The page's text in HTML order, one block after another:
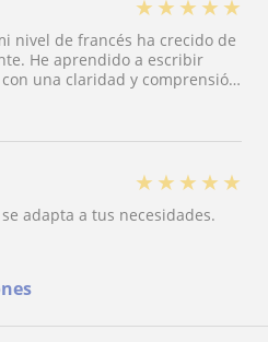
★ ★ ★ ★ ★
nivel de francés ha crecido de
He aprendido a escribir
una claridad y comprensión
a sus métodos y forma
yo fallaba y encontrar la
★ ★ ★ ★ ★
adapta a tus necesidades.